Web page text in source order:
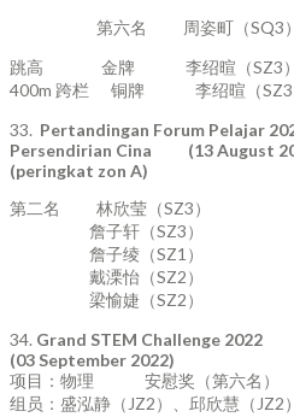
第六名 周姿町（SQ3）
跳高 金牌 李绍暄（SZ3）
400m 跨栏 铜牌 李绍暄（SZ3
33. Pertandingan Forum Pelajar
Persendirian Cina (13 August
(peringkat zon A)
第二名 林欣莹（SZ3）
詹子轩（SZ3）
詹子绫（SZ1）
戴溧怡（SZ2）
梁愉婕（SZ2）
34. Grand STEM
(03 September 2022)
项目：物理 安慰奖（第六名）
组员：盛泓静（JZ2）、邱欣慧（JZ2